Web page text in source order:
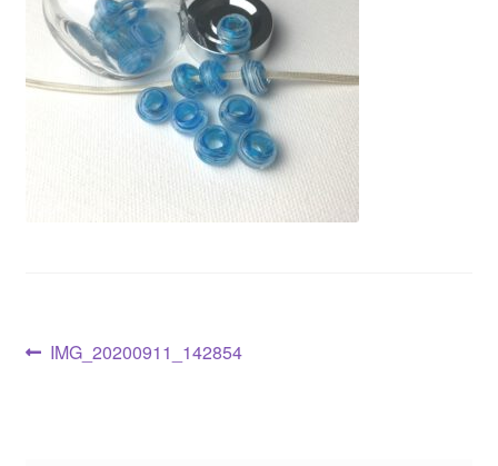
Beitragsnavigation
Vorheriger
IMG_20200911_142854